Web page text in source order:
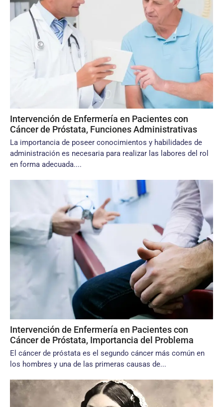
Intervención de Enfermería en Pacientes con
Cáncer de Próstata, Funciones Administrativas
La importancia de poseer conocimien­tos y habilidades de
administración es necesaria para realizar las labores del rol
en forma adecuada....
Intervención de Enfermería en Pacientes con
Cáncer de Próstata, Importancia del Problema
El cáncer de próstata es el segundo cáncer más común en
los hombres y una de las primeras causas de...